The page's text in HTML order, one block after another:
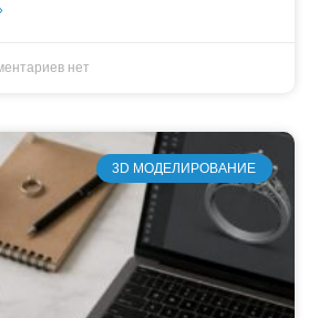
нет
3D МОДЕЛИРОВАНИЕ